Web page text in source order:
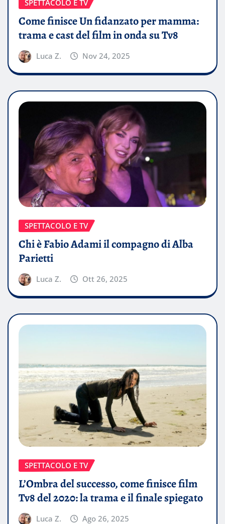
SPETTACOLO E TV
Come finisce Un fidanzato per mamma:
trama e cast del film in onda su Tv8
Luca Z. Nov 24, 2025
SPETTACOLO E TV
Chi è Fabio Adami il compagno di Alba
Parietti
Luca Z. Ott 26, 2025
SPETTACOLO E TV
L’Ombra del successo, come finisce film
Tv8 del 2020: la trama e il finale spiegato
Luca Z. Ago 26, 2025